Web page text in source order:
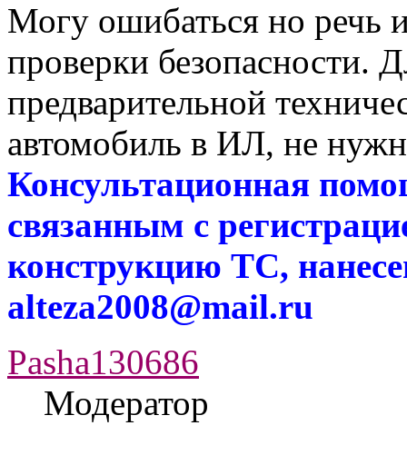
Могу ошибаться но речь
проверки безопасности.
предварительной
автомобиль в ИЛ, не
Консультационная
связанным с
конструкцию ТС,
alteza2008@mail.ru
Pasha130686
Модератор